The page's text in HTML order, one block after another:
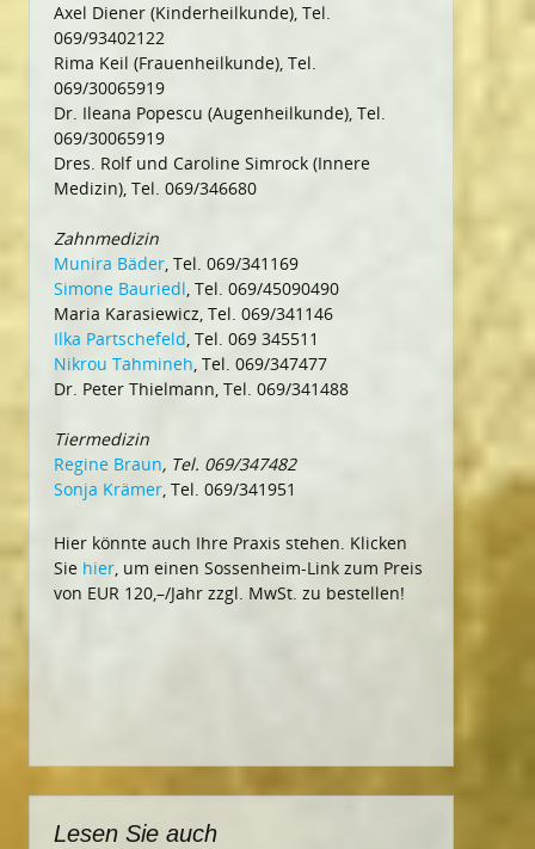
Axel Diener (Kinderheilkunde), Tel.
069/93402122
Rima Keil (Frauenheilkunde), Tel.
069/30065919
Dr. Ileana Popescu (Augenheilkunde), Tel.
069/30065919
Dres. Rolf und Caroline Simrock (Innere
Medizin), Tel. 069/346680
Zahnmedizin
Munira Bäder, Tel. 069/341169
Simone Bauriedl, Tel. 069/45090490
Maria Karasiewicz, Tel. 069/341146
Ilka Partschefeld, Tel. 069 345511
Nikrou Tahmineh, Tel. 069/347477
Dr. Peter Thielmann, Tel. 069/341488
Tiermedizin
Regine Braun, Tel. 069/347482
Sonja Krämer, Tel. 069/341951
Hier könnte auch Ihre Praxis stehen. Klicken
Sie hier, um einen Sossenheim-Link zum Preis
von EUR 120,–/Jahr zzgl. MwSt. zu bestellen!
Lesen Sie auch